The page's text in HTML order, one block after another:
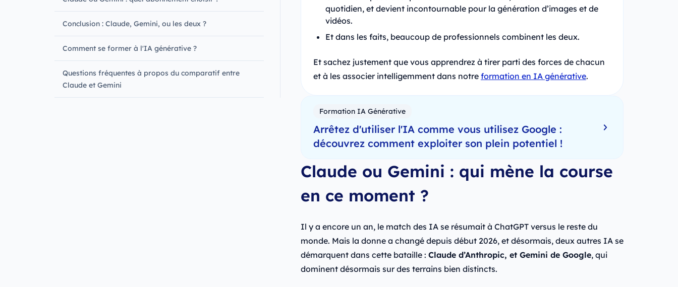
Conclusion : Claude, Gemini, ou les deux ?
Comment se former à l'IA générative ?
Questions fréquentes à propos du comparatif entre
Claude et Gemini
quotidien, et devient incontournable pour la génération d’images et de
vidéos.
Et dans les faits, beaucoup de professionnels combinent les deux.
Et sachez justement que vous apprendrez à tirer parti des forces de chacun
et à les associer intelligemment dans notre formation en IA générative.
Formation IA Générative
Arrêtez d'utiliser l'IA comme vous utilisez Google :
découvrez comment exploiter son plein potentiel !
Claude ou Gemini : qui mène la course
en ce moment ?
Il y a encore un an, le match des IA se résumait à ChatGPT versus le reste du
monde. Mais la donne a changé depuis début 2026, et désormais, deux autres IA se
démarquent dans cette bataille : Claude d’Anthropic, et Gemini de Google, qui
dominent désormais sur des terrains bien distincts.